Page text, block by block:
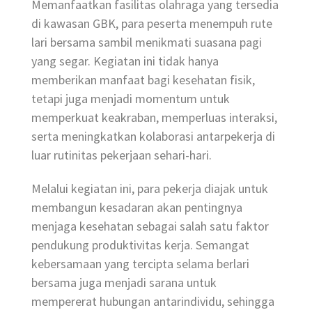
Memanfaatkan fasilitas olahraga yang tersedia
di kawasan GBK, para peserta menempuh rute
lari bersama sambil menikmati suasana pagi
yang segar. Kegiatan ini tidak hanya
memberikan manfaat bagi kesehatan fisik,
tetapi juga menjadi momentum untuk
memperkuat keakraban, memperluas interaksi,
serta meningkatkan kolaborasi antarpekerja di
luar rutinitas pekerjaan sehari-hari.
Melalui kegiatan ini, para pekerja diajak untuk
membangun kesadaran akan pentingnya
menjaga kesehatan sebagai salah satu faktor
pendukung produktivitas kerja. Semangat
kebersamaan yang tercipta selama berlari
bersama juga menjadi sarana untuk
mempererat hubungan antarindividu, sehingga